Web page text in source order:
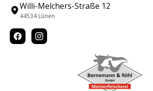
Willi-Melchers-Straße 12
44534 Lünen